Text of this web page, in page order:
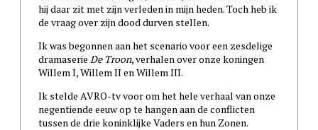
hij daar zit met zijn verleden in mijn heden. Toch heb ik
de vraag over zijn dood durven stellen.
Ik was begonnen aan het scenario voor een zesdelige
dramaserie De Troon, verhalen over onze koningen
Willem I, Willem II en Willem III.
Ik stelde AVRO-tv voor om het hele verhaal van onze
negentiende eeuw op te hangen aan de conflicten
tussen de drie koninklijke Vaders en hun Zonen.